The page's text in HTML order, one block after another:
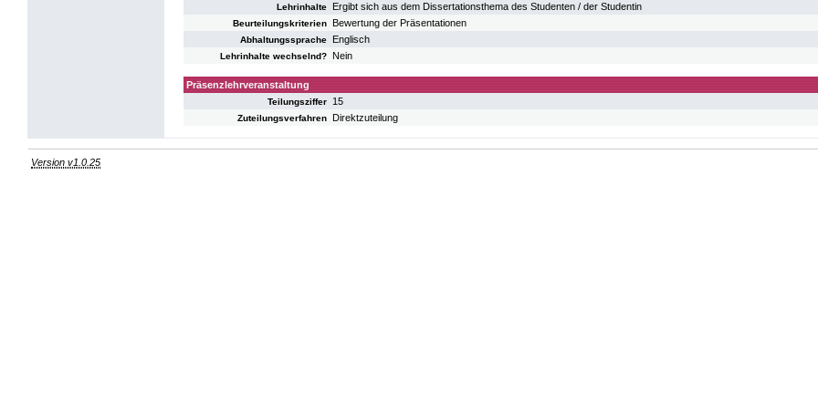
Lehrinhalte Ergibt sich aus dem Dissertationsthema des Studenten / der Studentin
Beurteilungskriterien Bewertung der Präsentationen
Abhaltungssprache Englisch
Lehrinhalte wechselnd? Nein
Präsenzlehrveranstaltung
Teilungsziffer 15
Zuteilungsverfahren Direktzuteilung
Version v1.0.25